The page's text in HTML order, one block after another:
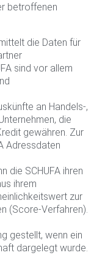
betroffenen
die Daten für
sind vor allem
an Handels-,
die
gewähren. Zur
Adressdaten
die SCHUFA ihren
ihrem
zur
(Score-Verfahren).
gestellt, wenn ein
dargelegt wurde.